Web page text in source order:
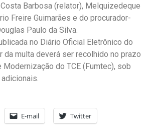
Barbosa (relator), Melquizedeque
Freire Guimarães e do procurador-
Paulo da Silva.
no Diário Oficial Eletrônico do
da multa deverá ser recolhido no prazo
Modernização do TCE (Fumtec), sob
E-mail Twitter